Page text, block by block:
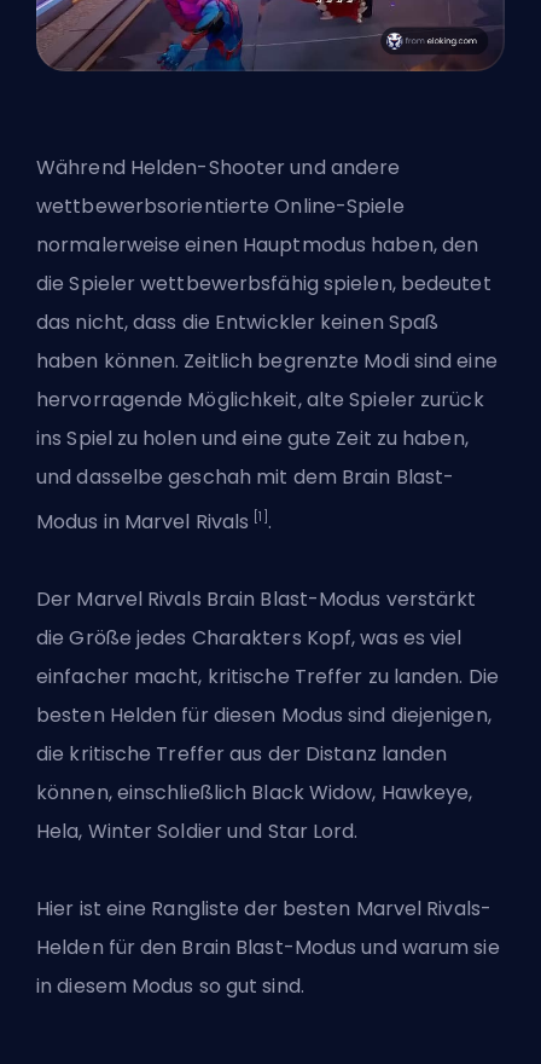
Während Helden-Shooter und andere
wettbewerbsorientierte Online-Spiele
normalerweise einen Hauptmodus haben, den
die Spieler wettbewerbsfähig spielen, bedeutet
das nicht, dass die Entwickler keinen Spaß
haben können. Zeitlich begrenzte Modi sind eine
hervorragende Möglichkeit, alte Spieler zurück
ins Spiel zu holen und eine gute Zeit zu haben,
und dasselbe geschah mit dem Brain Blast-
Modus in Marvel Rivals [1] .
Der Marvel Rivals Brain Blast-Modus verstärkt
die Größe jedes Charakters Kopf, was es viel
einfacher macht, kritische Treffer zu landen. Die
besten Helden für diesen Modus sind diejenigen,
die kritische Treffer aus der Distanz landen
können, einschließlich Black Widow, Hawkeye,
Hela, Winter Soldier und Star Lord.
Hier ist eine Rangliste der besten Marvel Rivals-
Helden für den Brain Blast-Modus und warum sie
in diesem Modus so gut sind.